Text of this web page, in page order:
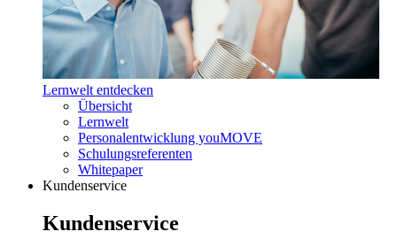
Lernwelt entdecken
Übersicht
Lernwelt
Personalentwicklung youMOVE
Schulungsreferenten
Whitepaper
Kundenservice
Kundenservice